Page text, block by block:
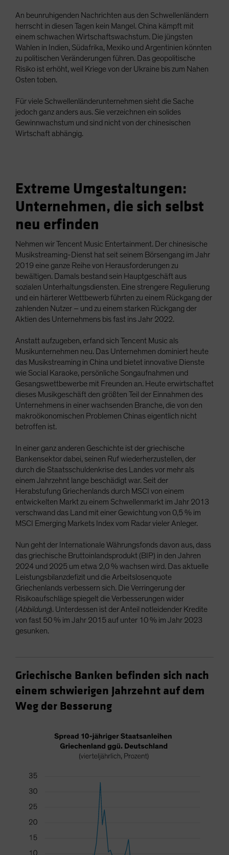
United States (US Citizens)
US (Non-US Citizens/NRC)
An beunruhigenden Nachrichten aus den Schwellenländern
herrscht in diesen Tagen kein Mangel. China kämpft mit
einem schwachen Wirtschaftswachstum. Die jüngsten
Wahlen in Indien, Südafrika, Mexiko und Argentinien könnten
zu politischen Veränderungen führen. Das geopolitische
Risiko ist erhöht, weil Kriege von der Ukraine bis zum Nahen
Osten toben.
Für viele Schwellenländerunternehmen sieht die Sache
jedoch ganz anders aus. Sie verzeichnen ein solides
Gewinnwachstum und sind nicht von der chinesischen
Wirtschaft abhängig.
Extreme Umgestaltungen:
Unternehmen, die sich selbst
neu erfinden
Nehmen wir Tencent Music Entertainment. Der chinesische
Musikstreaming-Dienst hat seit seinem Börsengang im Jahr
2019 eine ganze Reihe von Herausforderungen zu
bewältigen. Damals bestand sein Hauptgeschäft aus
sozialen Unterhaltungsdiensten. Eine strengere Regulierung
und ein härterer Wettbewerb führten zu einem Rückgang der
zahlenden Nutzer – und zu einem starken Rückgang der
Aktien des Unternehmens bis fast ins Jahr 2022.
Anstatt aufzugeben, erfand sich Tencent Music als
Musikunternehmen neu. Das Unternehmen dominiert heute
das Musikstreaming in China und bietet innovative Dienste
wie Social Karaoke, persönliche Songaufnahmen und
Gesangswettbewerbe mit Freunden an. Heute erwirtschaftet
dieses Musikgeschäft den größten Teil der Einnahmen des
Unternehmens in einer wachsenden Branche, die von den
makroökonomischen Problemen Chinas eigentlich nicht
betroffen ist.
In einer ganz anderen Geschichte ist der griechische
Bankensektor dabei, seinen Ruf wiederherzustellen, der
durch die Staatsschuldenkrise des Landes vor mehr als
einem Jahrzehnt lange beschädigt war. Seit der
Herabstufung Griechenlands durch MSCI von einem
entwickelten Markt zu einem Schwellenmarkt im Jahr 2013
verschwand das Land mit einer Gewichtung von 0,5 % im
MSCI Emerging Markets Index vom Radar vieler Anleger.
Nun geht der Internationale Währungsfonds davon aus, dass
das griechische Bruttoinlandsprodukt (BIP) in den Jahren
2024 und 2025 um etwa 2,0 % wachsen wird. Das aktuelle
Leistungsbilanzdefizit und die Arbeitslosenquote
Griechenlands verbessern sich. Die Verringerung der
Risikoaufschläge spiegelt die Verbesserungen wider
(Abbildung). Unterdessen ist der Anteil notleidender Kredite
von fast 50 % im Jahr 2015 auf unter 10 % im Jahr 2023
gesunken.
Griechische Banken befinden sich nach
einem schwierigen Jahrzehnt auf dem
Weg der Besserung